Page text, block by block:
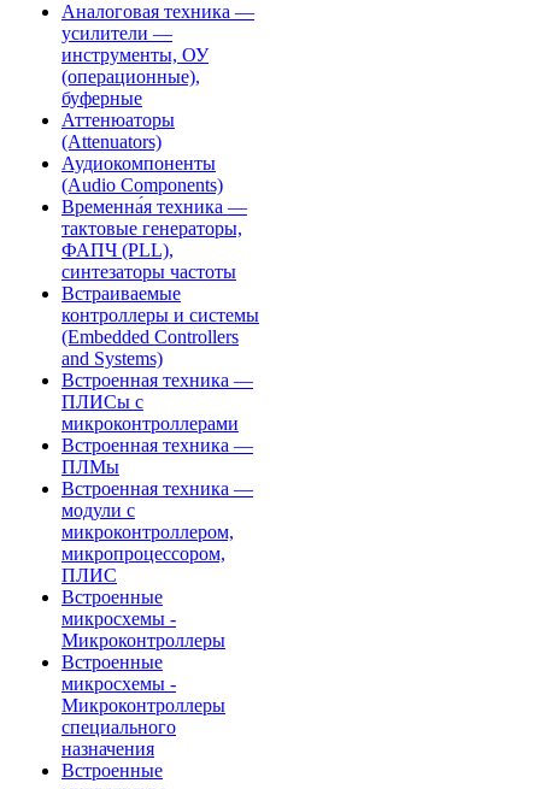
Аналоговая техника —
усилители —
инструменты, ОУ
(операционные),
буферные
Аттенюаторы
(Attenuators)
Аудиокомпоненты
(Audio Components)
Временна́я техника —
тактовые генераторы,
ФАПЧ (PLL),
синтезаторы частоты
Встраиваемые
контроллеры и системы
(Embedded Controllers
and Systems)
Встроенная техника —
ПЛИСы с
микроконтроллерами
Встроенная техника —
ПЛМы
Встроенная техника —
модули с
микроконтроллером,
микропроцессором,
ПЛИС
Встроенные
микросхемы -
Микроконтроллеры
Встроенные
микросхемы -
Микроконтроллеры
специального
назначения
Встроенные